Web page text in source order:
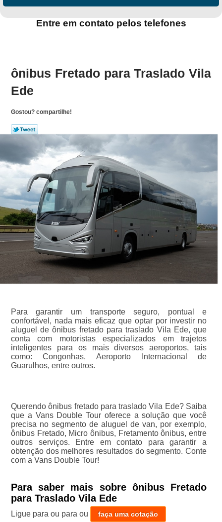
Entre em contato pelos telefones
ônibus Fretado para Traslado Vila
Ede
Gostou? compartilhe!
Para garantir um transporte seguro, pontual e
confortável, nada mais eficaz que optar por investir no
aluguel de ônibus fretado para traslado Vila Ede, que
conta com motoristas especializados em trajetos
inteligentes para os mais diversos aeroportos, tais
como: Congonhas, Aeroporto Internacional de
Guarulhos, entre outros.
Querendo ônibus fretado para traslado Vila Ede? Saiba
que a Vans Double Tour oferece a solução que você
precisa no segmento de aluguel de van, por exemplo,
ônibus Fretado, Micro ônibus, Fretamento ônibus, entre
outros serviços. Entre em contato para garantir a
obtenção dos melhores resultados do segmento. Conte
com a Vans Double Tour!
Para saber mais sobre ônibus Fretado
para Traslado Vila Ede
Ligue para ou para ou faça uma cotação